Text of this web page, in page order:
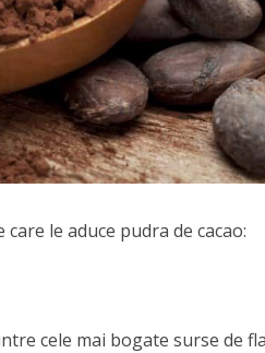
le aduce pudra de cacao:
cele mai bogate surse de